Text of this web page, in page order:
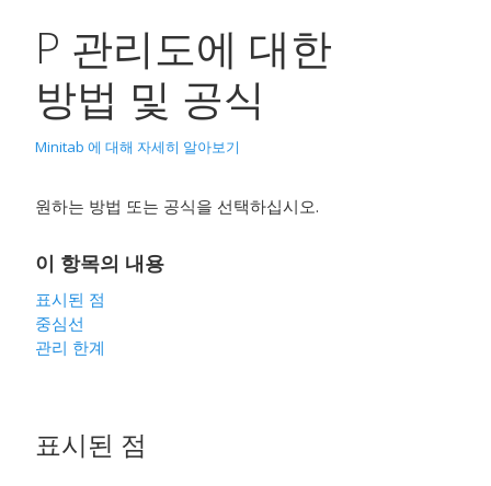
P 관리도에 대한
방법 및 공식
Minitab 에 대해 자세히 알아보기
원하는 방법 또는 공식을 선택하십시오.
이 항목의 내용
표시된 점
중심선
관리 한계
표시된 점